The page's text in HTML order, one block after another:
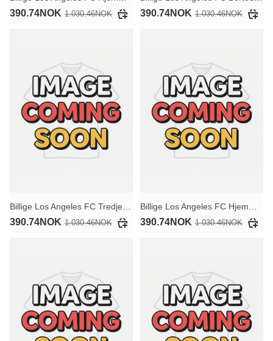
390.74NOK 1.030.46NOK 390.74NOK 1.030.46NOK
390.74NOK 1.030.46NOK 390.74NOK 1.030.46NOK